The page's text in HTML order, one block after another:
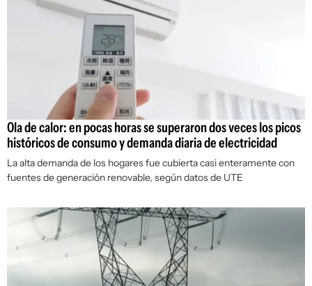
Ola de calor: en pocas horas se superaron dos veces los picos
históricos de consumo y demanda diaria de electricidad
La alta demanda de los hogares fue cubierta casi enteramente con
fuentes de generación renovable, según datos de UTE